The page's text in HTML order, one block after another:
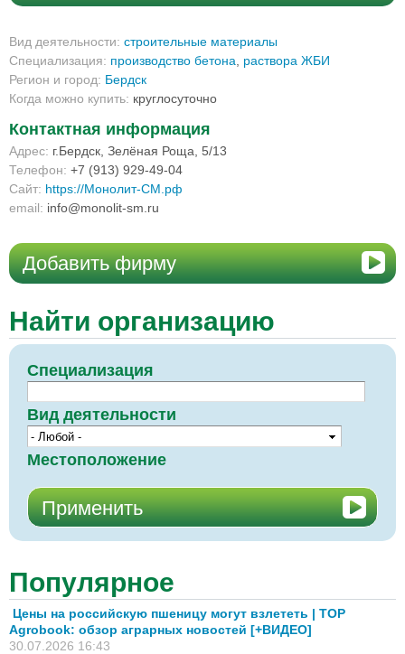
Вид деятельности: строительные материалы
Специализация: производство бетона
раствора ЖБИ
Регион и город: Бердск
Когда можно купить: круглосуточно
Контактная информация
Адрес: г.Бердск, Зелёная Роща, 5/13
Телефон: +7 (913) 929-49-04
Сайт: https://Монолит-СМ.рф
email: info@monolit-sm.ru
Добавить фирму
Найти организацию
Специализация
Вид деятельности
Местоположение
Популярное
Цены на российскую пшеницу могут взлететь | TOP
Agrobook: обзор аграрных новостей [+ВИДЕО]
30.07.2026 16:43